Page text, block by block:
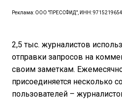
Реклама: ООО "ПРЕССФИД", ИНН:
2,5 тыс. журналистов
отправки запросов на
своим заметкам.
присоединяется несколько
пользователей –